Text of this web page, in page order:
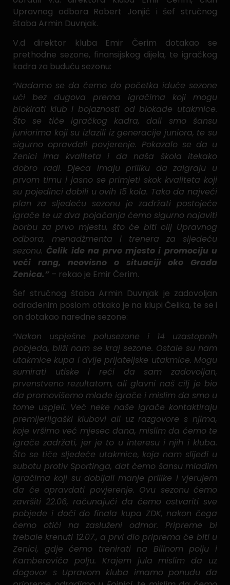
Upravnog odbora Robert Jonjić i šef stručnog
štaba Armin Duvnjak.
V.d direktor kluba Emir Čerim dotakao se
prethodne sezone, finansijskog dijela, te igračkog
kadra za buduću sezonu:
“Nadamo se da ćemo do početka iduće sezone
ući bez dugova prema igračima koji mogu
blokirati klub i bojaznosti od blokade utakmice.
Što se tiče igračkog kadra, dali smo šansu
juniorima koji su izlazili iz generacije juniora, te su
sigurno opravdali povjerenje. Pokazalo se da u
Zenici ima kvaliteta i da naša škola itekako
dobro radi. Djeca imaju priliku da zaigraju u
prvom timu i jasno se primjeti skok kvaliteta koji
su pojedinci dobili u ovih 15 kola. Tako da najveći
plan za sljedeću sezonu je zadržati postojeće
igrače te uz dva pojačanja ćemo sigurno najaviti
borbu za prvo mjestu, što će biti cilj Upravnog
odbora, menadžmenta i trenera za sljedeću
sezonu. Čelik ide na prvo mjesto i promociju u
veći rang, neovisno o situaciji oko Grada
Zenica.” – rekao je Emir Čerim.
Šef stručnog štaba Armin Duvnjak je zadovoljan
odrađenim poslom otkako je na klupi Čelika, te se i
on dotakao naredne sezone:
“Nakon uspješne polusezone i 14 uzastopnih
pobjeda, bliži nam se kraj sezone. Ostale su nam
utakmice kupa i dvije prijateljske utakmice. Mogu
sumirati utiske i reći da sam zadovoljan,
prvenstveno rezultatom, ali glavni naš cilj je bio
da promovišemo mlade igrače i mislim da smo u
tome uspjeli. Već neke naše igrače kontaktiraju
premijerligaški klubovi ali uz razgovore s njima,
koje vršimo već mjesec dana, mislim da ćemo te
igrače zadržati, jer je to u interesu i njih i kluba.
Što se tiče sljedeće utakmice, koja nam slijedi u
subotu protiv Sportinga, dat ćemo šansu mlađim
igračima koji su dobijali manje prilike i vjerujem
da će opravdati povjerenje. Ovu sezonu ćemo
završiti 22.06, računajući da ćemo ostvariti sve
pobjede i doći do finala kupa ZDK, nakon čega
ćemo otići na zasluženi odmor. Pripreme bi
trebale krenuti 12.07., a prvi dio priprema će biti u
Zenici, gdje ćemo trenirati na Bilinom polju i
Kamberovića polju. Krajem jula mislim da uz
dogovor s Upravom kluba imamo ponudu da